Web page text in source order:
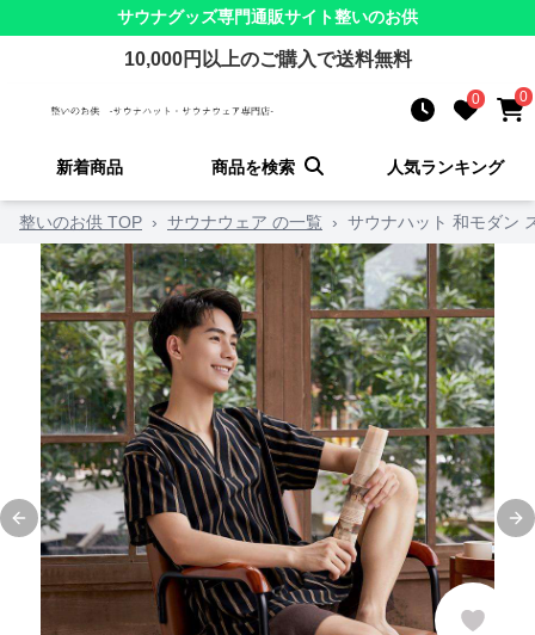
サウナグッズ専門通販サイト整いのお供
10,000円以上のご購入で送料無料
0 0
新着商品 商品を検索 人気ランキング
整いのお供 TOP › サウナウェア の一覧 › サウナハット 和モダン
Previous slide